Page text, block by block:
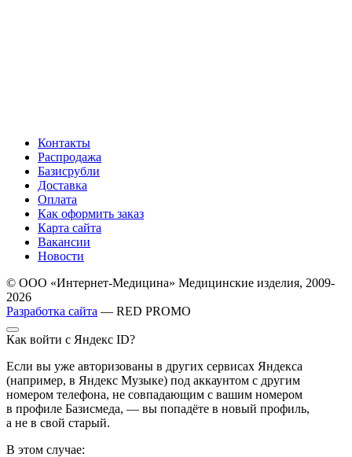
Контакты
Распродажа
Базисрубли
Доставка
Оплата
Как оформить заказ
Карта сайта
Вакансии
Новости
© ООО «Интернет-Медицина» Медицинские изделия, 2009-
2026
Разработка сайта — RED PROMO
Как войти с Яндекс ID?
Если вы уже авторизованы в других сервисах Яндекса
(например, в Яндекс Музыке) под аккаунтом с другим
номером телефона, не совпадающим с вашим номером
в профиле Базисмеда, — вы попадёте в новый профиль,
а не в свой старый.
В этом случае: